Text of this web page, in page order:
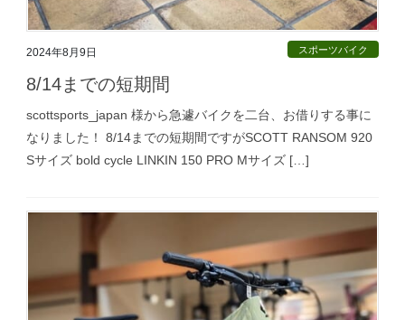
2024年8月9日 スポーツバイク
8/14までの短期間
scottsports_japan 様から急遽バイクを二台、お借りする事に
なりました！ 8/14までの短期間ですがSCOTT RANSOM 920
Sサイズ bold cycle LINKIN 150 PRO Mサイズ […]